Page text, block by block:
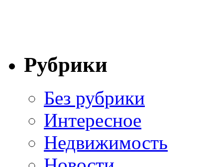
Рубрики
Без рубрики
Интересное
Недвижимость